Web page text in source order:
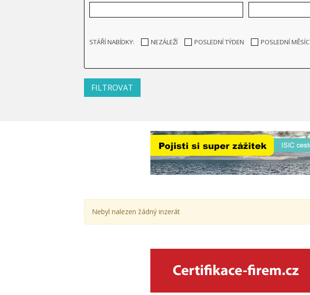
STÁŘÍ NABÍDKY: NEZÁLEŽÍ POSLEDNÍ TÝDEN POSLEDNÍ MĚSÍC
Nebyl nalezen žádný inzerát